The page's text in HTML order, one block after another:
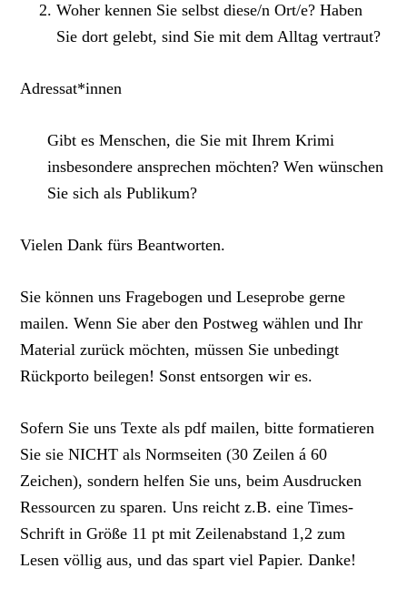
Woher kennen Sie selbst diese/n Ort/e? Haben
Sie dort gelebt, sind Sie mit dem Alltag vertraut?
Adressat*innen
Gibt es Menschen, die Sie mit Ihrem Krimi
insbesondere ansprechen möchten? Wen wünschen
Sie sich als Publikum?
Vielen Dank fürs Beantworten.
Sie können uns Fragebogen und Leseprobe gerne
mailen. Wenn Sie aber den Postweg wählen und Ihr
Material zurück möchten, müssen Sie unbedingt
Rückporto beilegen! Sonst entsorgen wir es.
Sofern Sie uns Texte als pdf mailen, bitte formatieren
Sie sie NICHT als Normseiten (30 Zeilen á 60
Zeichen), sondern helfen Sie uns, beim Ausdrucken
Ressourcen zu sparen. Uns reicht z.B. eine Times-
Schrift in Größe 11 pt mit Zeilenabstand 1,2 zum
Lesen völlig aus, und das spart viel Papier. Danke!